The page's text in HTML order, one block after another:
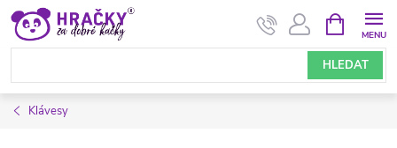
Přejít
obsah
HLEDAT
NÁKUPNÍ
KOŠÍK
Klávesy